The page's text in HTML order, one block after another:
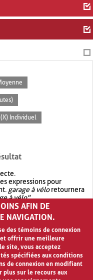
(X) Individuel
expressions pour
garage à véloretournera
à vélo".
avec OR.garage OR vélo
quegarage à vélo
AFIN DE
NAVIGATION.
des témoins de connexion
offrir une meilleure
site, vous acceptez
spécifiées aux conditions
de connexion en modifiant
plus sur le recours aux